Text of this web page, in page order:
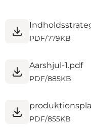
PDF/779KB
Aarshjul-1.pdf
PDF/885KB
PDF/855KB